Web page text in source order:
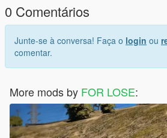
0 Comentários
Junte-se à conversa! Faça o login ou
comentar.
More mods by FOR LOSE: